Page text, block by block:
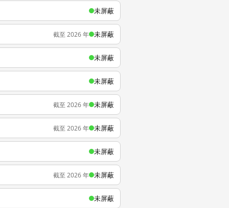
未屏蔽
截至 2026 年 未屏蔽
未屏蔽
未屏蔽
截至 2026 年 未屏蔽
截至 2026 年 未屏蔽
未屏蔽
截至 2026 年 未屏蔽
未屏蔽